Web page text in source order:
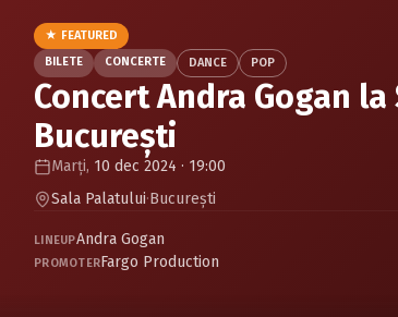
★ FEATURED
BILETE
CONCERTE DANCE POP
Concert Andra Gogan
București
Marți, 10 dec 2024 · 19:00
Sala Palatului·Bucureşti
LINEUPAndra Gogan
PROMOTERFargo Production